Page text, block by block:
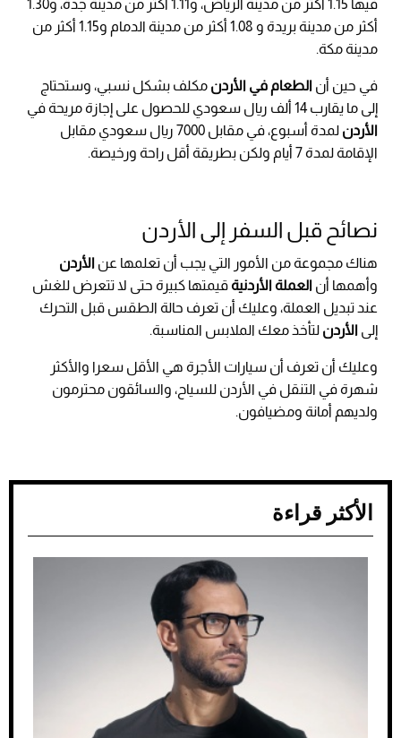
فيها 1.15 أكثر من مدينة الرياض، و1.11 أكثر من مدينة جدة، و1.30
أكثر من مدينة بريدة و 1.08 أكثر من مدينة الدمام و1.15 أكثر من
مدينة مكة.
في حين أن الطعام في الأردن مكلف بشكل نسبي، وستحتاج
إلى ما يقارب 14 ألف ريال سعودي للحصول على إجازة مريحة في
الأردن
لمدة أسبوع، في مقابل 7000 ريال سعودي مقابل
الإقامة لمدة 7 أيام ولكن بطريقة أقل راحة ورخيصة.
نصائح قبل السفر إلى الأردن
هناك مجموعة من الأمور التي يجب أن تعلمها عن الأردن
وأهمها أن العملة الأردنيةقيمتها كبيرة حتى لا تتعرض للغش
عند تبديل العملة، وعليك أن تعرف حالة الطقس قبل التحرك
إلى الأردن لتأخذ معك الملابس المناسبة.
وعليك أن تعرف أن سيارات الأجرة هي الأقل سعرا والأكثر
شهرة في التنقل في الأردن للسياح، والسائقون محترمون
ولديهم أمانة ومضيافون.
الأكثر قراءة